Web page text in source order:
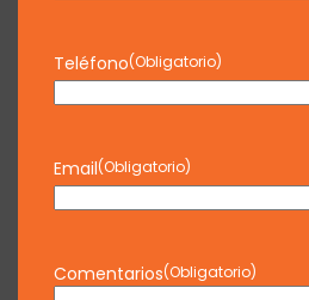
Teléfono(Obligatorio)
Email(Obligatorio)
Comentarios(Obligatorio)